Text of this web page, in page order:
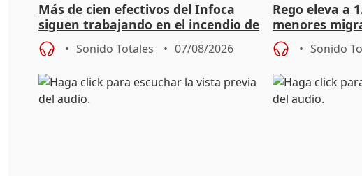
Más de cien efectivos del Infoca
siguen trabajando en el incendio de
Niebla (Huelva)
Sonido Totales 07/08/2026
Rego eleva a
menores
entrada masiva
Sonido